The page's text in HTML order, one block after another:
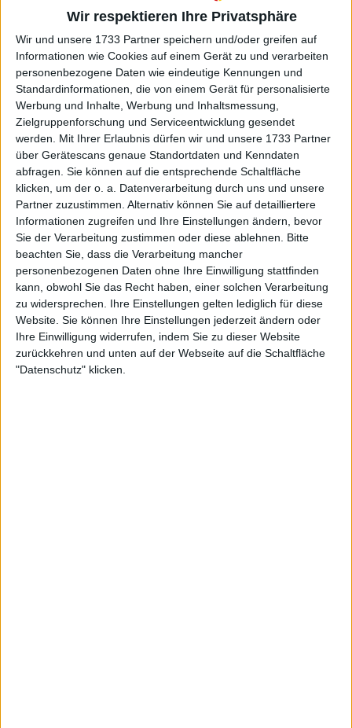
Wir respektieren Ihre Privatsphäre
Wir und unsere 1733 Partner speichern und/oder greifen auf
Informationen wie Cookies auf einem Gerät zu und verarbeiten
personenbezogene Daten wie eindeutige Kennungen und
Standardinformationen, die von einem Gerät für personalisierte
Werbung und Inhalte, Werbung und Inhaltsmessung,
Zielgruppenforschung und Serviceentwicklung gesendet
werden. Mit Ihrer Erlaubnis dürfen wir und unsere 1733 Partner
über Gerätescans genaue Standortdaten und Kenndaten
abfragen. Sie können auf die entsprechende Schaltfläche
klicken, um der o. a. Datenverarbeitung durch uns und unsere
Partner zuzustimmen. Alternativ können Sie auf detailliertere
Informationen zugreifen und Ihre Einstellungen ändern, bevor
Sie der Verarbeitung zustimmen oder diese ablehnen. Bitte
beachten Sie, dass die Verarbeitung mancher
personenbezogenen Daten ohne Ihre Einwilligung stattfinden
kann, obwohl Sie das Recht haben, einer solchen Verarbeitung
zu widersprechen. Ihre Einstellungen gelten lediglich für diese
Website. Sie können Ihre Einstellungen jederzeit ändern oder
Ihre Einwilligung widerrufen, indem Sie zu dieser Website
zurückkehren und unten auf der Webseite auf die Schaltfläche
"Datenschutz" klicken.
„Emerson ist wirklich jung und ein sehr talentiertes
Mädchen“, sagte Mboko auf ihrerPressekonferenz
„Ich fand es einfach wichtig, von Anfang an voll
konzentriert zu bleiben. Ich bin froh, dass ich es
erledigt habe und die ersten Matchnerven
losgeworden bin, und jetzt bin ich bereit,
weiterzumachen.“
Nach dem schnellen Wechsel direkt nach ihrem
Finale in Adelaide gab Mboko zu, erleichtert
gewesen zu sein, einen zusätzlichen Tag zur
Regeneration zu haben, bevor sie auf den Platz
ging.
„Als ich die Nachricht bekam, dass ich am Montag